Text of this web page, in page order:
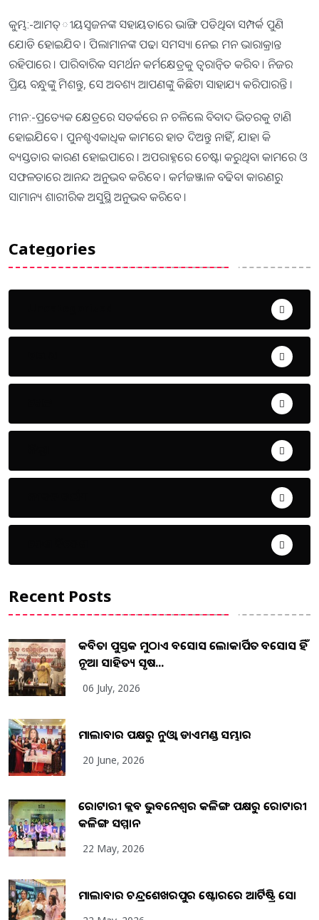
କୁମ୍ଭ:-ଆମତ୍ୀୟସ୍ବଜନଙ୍କ ସହାୟତାରେ ଭାଙ୍ଗି ପଡିଥିବା ସମ୍ପର୍କ ପୁଣି
ଯୋଡି ହୋଇଯିବ । ପିଲାମାନଙ୍କ ପଢା ସମସ୍ୟା ନେଇ ମନ ଭାରାକ୍ରାନ୍ତ
ରହିପାରେ । ପାରିବାରିକ ସମର୍ଥନ କର୍ମକ୍ଷେତ୍ରକୁ ତ୍ୱରାନ୍ବିତ କରିବ । ନିଜର
ପ୍ରିୟ ବନ୍ଧୁଙ୍କୁ ମିଶନ୍ତୁ, ସେ ଅବଶ୍ୟ ଆପଣଙ୍କୁ କିଛିଟା ସାହାଯ୍ୟ କରିପାରନ୍ତି ।
ମୀନ:-ପ୍ରତ୍ୟେକ କ୍ଷେତ୍ରରେ ସତର୍କରେ ନ ଚଳିଲେ ବିବାଦ ଭିତରକୁ ଟାଣି
ହୋଇଯିବେ । ପୁନଶ୍ଚଏକାଧିକ କାମରେ ହାତ ଦିଅନ୍ତୁ ନାହିଁ, ଯାହା କି
ବ୍ୟସ୍ତତାର କାରଣ ହୋଇପାରେ । ଅପରାହ୍ନରେ ଚେଷ୍ଟା କରୁଥିବା କାମରେ ଓ
ସଫଳତାରେ ଆନନ୍ଦ ଅନୁଭବ କରିବେ । କର୍ମଜଞ୍ଜାଳ ବଢିବା କାରଣରୁ
ସାମାନ୍ୟ ଶାରୀରିକ ଅସୁସ୍ଥି ଅନୁଭବ କରିବେ ।
Categories
Recent Posts
କବିତା ପୁସ୍ତକ ମୁଠାଏ ଅବସୋସ ଲୋକାର୍ପିତ ଅବସୋସ ହିଁ
ନୂଆ ସାହିତ୍ୟ ସୃଷ...
06 July, 2026
ମାଲାବାର ପକ୍ଷରୁ ନୁଓ୍ବା ଡାଏମଣ୍ଡ ସମ୍ଭାର
20 June, 2026
ରୋଟାରୀ କ୍ଲବ ଭୁବନେଶ୍ୱର କଳିଙ୍ଗ ପକ୍ଷରୁ ରୋଟାରୀ
କଳିଙ୍ଗ ସମ୍ମାନ
22 May, 2026
ମାଲାବାର ଚନ୍ଦ୍ରଶେଖରପୁର ଷ୍ଟୋରରେ ଆର୍ଟିଷ୍ଟ୍ରି ସୋ